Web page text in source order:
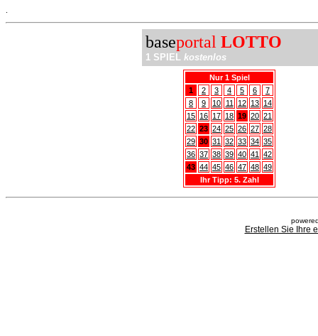
baseportal LOTTO
1 SPIEL kostenlos
Nur 1 Spiel
1
2 3 4 5 6
7
8
9 10 11 12 13 14
15 16 17 18 19 20 21
22 23 24 25 26 27 28
29 30 31 32 33 34 35
36 37 38 39 40 41
42
43 44 45 46 47 48 49
Ihr Tipp: 5. Zahl
Erstellen Sie Ihre